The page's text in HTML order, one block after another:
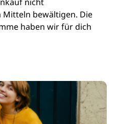
bewältigen. Die
haben wir für dich